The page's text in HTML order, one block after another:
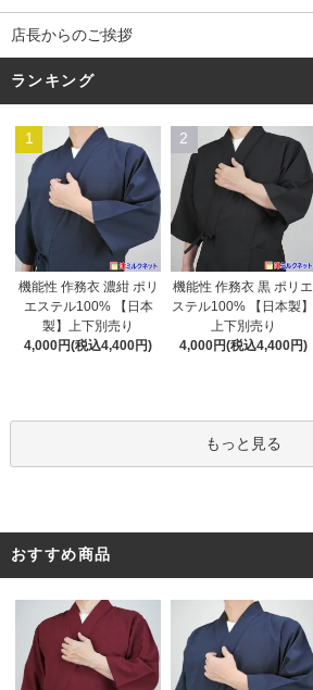
店長からのご挨拶
ランキング
1
機能性 作務衣 濃紺 ポリ
エステル100% 【日本
製】上下別売り
4,000円(税込4,400円)
2
機能性 作務衣 黒 ポリエ
ステル100% 【日本製】
上下別売り
4,000円(税込4,400円)
もっと見る
おすすめ商品